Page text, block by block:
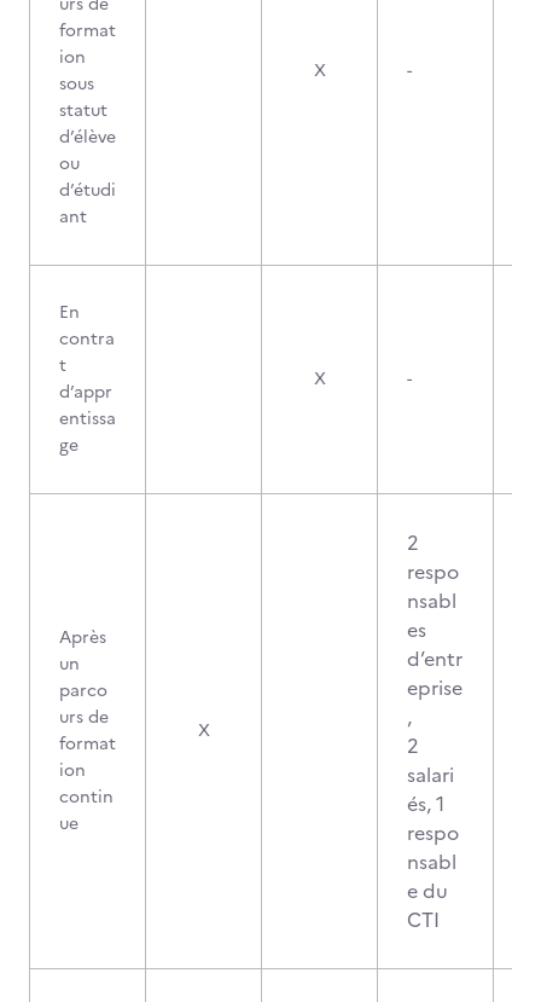
format
ion
sous
statut
d’élève
ou
d’étudi
ant
X -
En
contra
t
d’appr
entissa
ge
X -
Après
un
parco
urs de
format
ion
contin
ue
X
2
respo
nsabl
es
d’entr
eprise
,
2
salari
és, 1
respo
nsabl
e du
CTI